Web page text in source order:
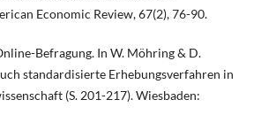
Economic Review, 67(2), 76-90.
Befragung. In W. Möhring & D.
standardisierte Erhebungsverfahren in
(S. 201-217). Wiesbaden: